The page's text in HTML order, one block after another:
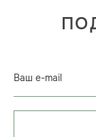
Ваш e-mail